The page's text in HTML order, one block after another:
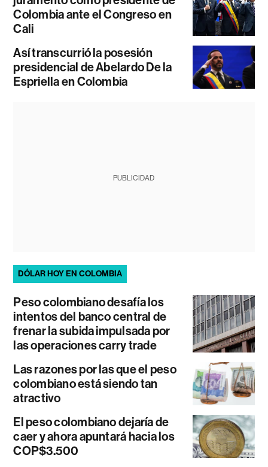
Colombia ante el Congreso en
Cali
Así transcurrió la posesión
presidencial de Abelardo De la
Espriella en Colombia
PUBLICIDAD
DÓLAR HOY EN COLOMBIA
Peso colombiano desafía los
intentos del banco central de
frenar la subida impulsada por
las operaciones carry trade
Las razones por las que el peso
colombiano está siendo tan
atractivo
El peso colombiano dejaría de
caer y ahora apuntará hacia los
COP$3.500